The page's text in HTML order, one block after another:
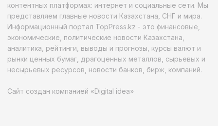
контентных платформах: интернет и социальные сети. Мы
представляем главные новости Казахстана, СНГ и мира.
Информационный портал TopPress.kz - это финансовые,
экономические, политические новости Казахстана,
аналитика, рейтинги, выводы и прогнозы, курсы валют и
рынки ценных бумаг, драгоценных металлов, сырьевых и
несырьевых ресурсов, новости банков, бирж, компаний.
Сайт создан компанией «Digital idea»